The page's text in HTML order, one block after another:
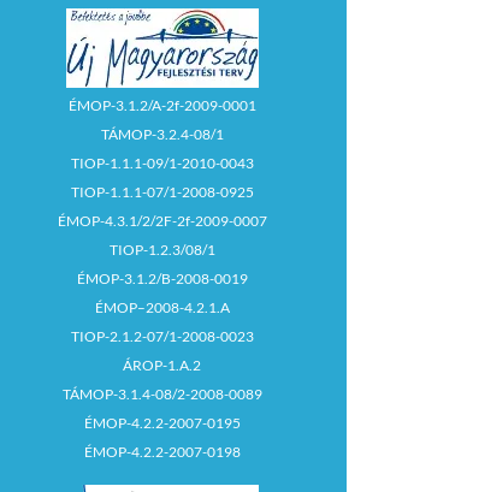
ÉMOP-3.1.2/A-2f-2009-0001
TÁMOP-3.2.4-08/1
TIOP-1.1.1-09/1-2010-0043
TIOP-1.1.1-07/1-2008-0925
ÉMOP-4.3.1/2/2F-2f-2009-0007
TIOP-1.2.3/08/1
ÉMOP-3.1.2/B-2008-0019
ÉMOP–2008-4.2.1.A
TIOP-2.1.2-07/1-2008-0023
ÁROP-1.A.2
TÁMOP-3.1.4-08/2-2008-0089
ÉMOP-4.2.2-2007-0195
ÉMOP-4.2.2-2007-0198